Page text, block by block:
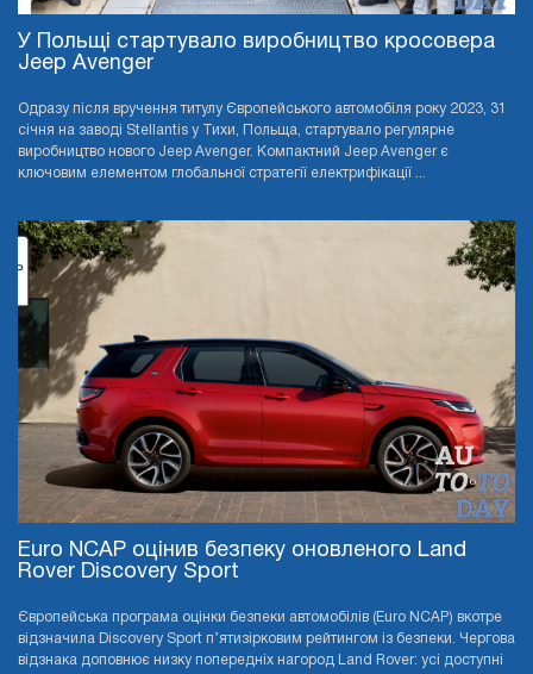
У Польщі стартувало виробництво кросовера
Jeep Avenger
Одразу після вручення титулу Європейського автомобіля року 2023, 31
січня на заводі Stellantis у Тихи, Польща, стартувало регулярне
виробництво нового Jeep Avenger. Компактний Jeep Avenger є
ключовим елементом глобальної стратегії електрифікації ...
Euro NCAP оцінив безпеку оновленого Land
Rover Discovery Sport
Європейська програма оцінки безпеки автомобілів (Euro NCAP) вкотре
відзначила Discovery Sport п’ятизірковим рейтингом із безпеки. Чергова
відзнака доповнює низку попередніх нагород Land Rover: усі доступні